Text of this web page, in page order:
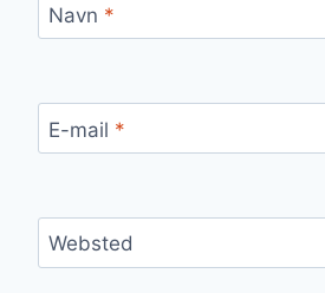
Navn *
E-mail *
Websted